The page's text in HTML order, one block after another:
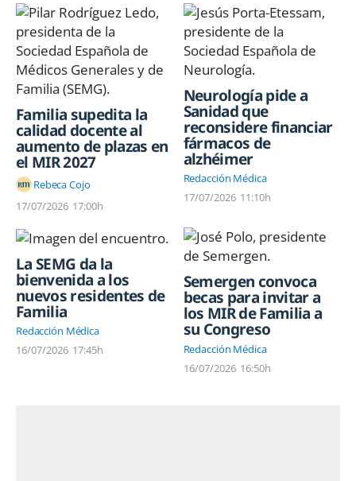
Familia supedita la
calidad docente al
aumento de plazas en
el MIR 2027
Rebeca Cojo
17/07/2026 17:00h
Neurología pide a
Sanidad que
reconsidere financiar
fármacos de
alzhéimer
Redacción Médica
17/07/2026 11:10h
La SEMG da la
bienvenida a los
nuevos residentes de
Familia
Redacción Médica
16/07/2026 17:45h
Semergen convoca
becas para invitar a
los MIR de Familia a
su Congreso
Redacción Médica
16/07/2026 16:50h